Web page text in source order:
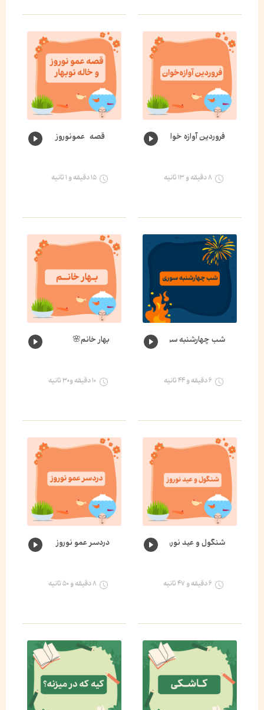
فروردین آوازه خوان🌸
۸ دقیقه و ۱۳ ثانیه
قصه عمونوروز و خاله نوبهار🌺
۱۵ دقیقه و ۱ ثانیه
شب چهارشنبه سوری
۶ دقیقه و ۴۴ ثانیه
بهار خانم🌸
۱۰ دقیقه و۳۰ ثانیه
شنگول و عید نوروز
۶ دقیقه و ۴۷ ثانیه
دردسر عمو نوروز
۸ دقیقه و ۵۰ ثانیه